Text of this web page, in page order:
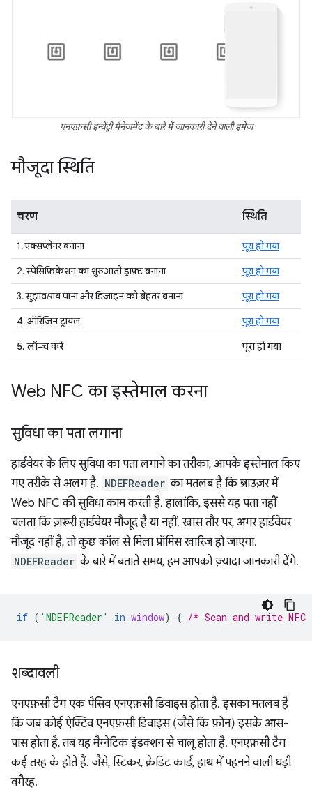
एनएफ़सी इन्वेंट्री मैनेजमेंट के बारे में जानकारी देने वाली इमेज
मौजूदा स्थिति
चरण स्थिति
1. एक्सप्लेनर बनाना
पूरा हो गया
2. स्पेसिफ़िकेशन का शुरुआती ड्राफ़्ट बनाना
पूरा हो गया
3. सुझाव/राय पाना और डिज़ाइन को बेहतर बनाना
पूरा हो गया
4. ऑरिजिन ट्रायल
पूरा हो गया
5. लॉन्च करें
पूरा हो गया
Web NFC का इस्तेमाल करना
सुविधा का पता लगाना
हार्डवेयर के लिए सुविधा का पता लगाने का तरीका, आपके इस्तेमाल किए
गए तरीके से अलग है. NDEFReader का मतलब है कि ब्राउज़र में
Web NFC की सुविधा काम करती है. हालांकि, इससे यह पता नहीं
चलता कि ज़रूरी हार्डवेयर मौजूद है या नहीं. खास तौर पर, अगर हार्डवेयर
मौजूद नहीं है, तो कुछ कॉल से मिला प्रॉमिस खारिज हो जाएगा.
NDEFReader के बारे में बताते समय, हम आपको ज़्यादा जानकारी देंगे.
if ( 'NDEFReader' in window) { /* Scan and write NFC
शब्दावली
एनएफ़सी टैग एक पैसिव एनएफ़सी डिवाइस होता है. इसका मतलब है
कि जब कोई ऐक्टिव एनएफ़सी डिवाइस (जैसे कि फ़ोन) इसके आस-
पास होता है, तब यह मैग्नेटिक इंडक्शन से चालू होता है. एनएफ़सी टैग
कई तरह के होते हैं. जैसे, स्टिकर, क्रेडिट कार्ड, हाथ में पहनने वाली घड़ी
वगैरह.